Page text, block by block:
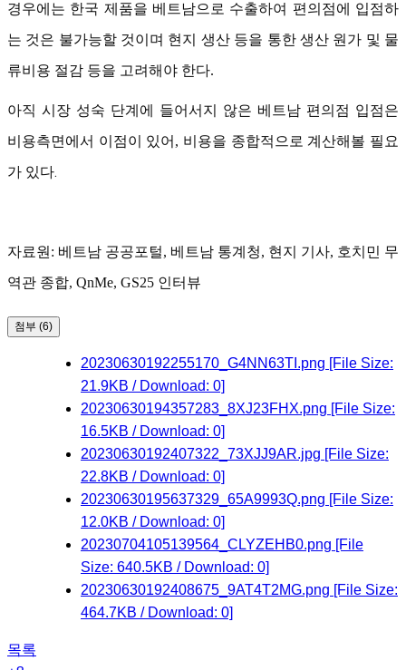
경우에는 한국 제품을 베트남으로 수출하여 편의점에 입점하
는 것은 불가능할 것이며 현지 생산 등을 통한 생산 원가 및 물
류비용 절감 등을 고려해야 한다.
아직 시장 성숙 단계에 들어서지 않은 베트남 편의점 입점은
비용측면에서 이점이 있어, 비용을 종합적으로 계산해볼 필요
가 있다.
자료원: 베트남 공공포털, 베트남 통계청, 현지 기사, 호치민 무
역관 종합, QnMe, GS25 인터뷰
첨부 (6)
20230630192255170_G4NN63TI.png [File Size:
21.9KB / Download: 0]
20230630194357283_8XJ23FHX.png [File Size:
16.5KB / Download: 0]
20230630192407322_73XJJ9AR.jpg [File Size:
22.8KB / Download: 0]
20230630195637329_65A9993Q.png [File Size:
12.0KB / Download: 0]
20230704105139564_CLYZEHB0.png [File
Size: 640.5KB / Download: 0]
20230630192408675_9AT4T2MG.png [File Size:
464.7KB / Download: 0]
목록